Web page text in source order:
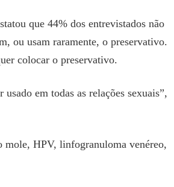
que 44% dos entrevistados não
ou usam raramente, o preservativo.
colocar o preservativo.
em todas as relações sexuais”,
mole, HPV, linfogranuloma venéreo,